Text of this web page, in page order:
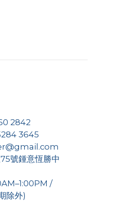
2842
3645
號鍾意恆勝中
/
除外)